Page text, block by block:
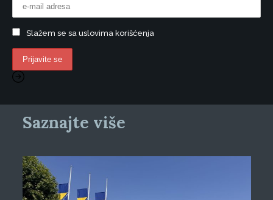
Slažem se sa uslovima korišćenja
Saznajte više